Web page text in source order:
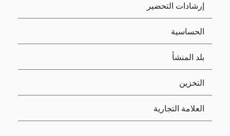
إرشادات التحضير
الحساسية
بلد المنشأ
التخزين
العلامة التجارية